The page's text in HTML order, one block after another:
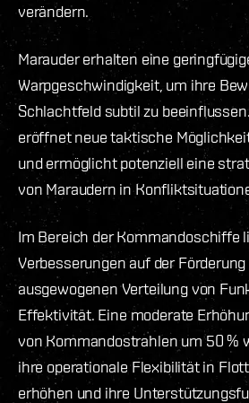
verändern.
Marauder erhalten eine
Warpgeschwindigkeit, um ihre
Schlachtfeld subtil zu
eröffnet neue taktische
und ermöglicht potenziell eine
von Maraudern in
Im Bereich der Kommandoschiffe
Verbesserungen auf der
ausgewogenen Verteilung von
Effektivität. Eine moderate
von Kommandostrahlen um 50 %
ihre operationale Flexibilität in
erhöhen und ihre